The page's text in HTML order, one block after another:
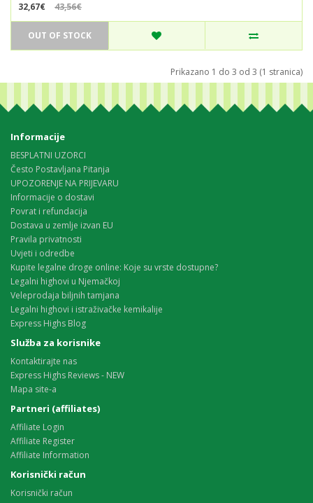
32,67€ 43,56€
OUT OF STOCK
Prikazano 1 do 3 od 3 (1 stranica)
Informacije
BESPLATNI UZORCI
Često Postavljana Pitanja
UPOZORENJE NA PRIJEVARU
Informacije o dostavi
Povrat i refundacija
Dostava u zemlje izvan EU
Pravila privatnosti
Uvjeti i odredbe
Kupite legalne droge online: Koje su vrste dostupne?
Legalni highovi u Njemačkoj
Veleprodaja biljnih tamjana
Legalni highovi i istraživačke kemikalije
Express Highs Blog
Služba za korisnike
Kontaktirajte nas
Express Highs Reviews - NEW
Mapa site-a
Partneri (affiliates)
Affiliate Login
Affiliate Register
Affiliate Information
Korisnički račun
Korisnički račun